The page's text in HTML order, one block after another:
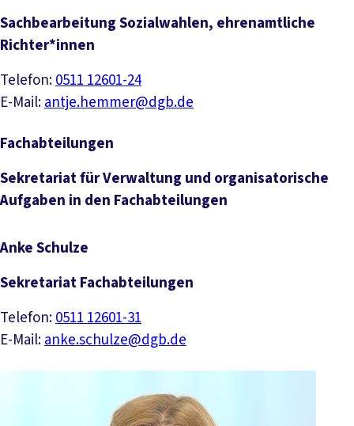
Sachbearbeitung Sozialwahlen, ehrenamtliche
Richter*innen
Telefon:0511 12601-24
E-Mail:antje.hemmer@dgb.de
Fachabteilungen
Sekretariat für Verwaltung und organisatorische
Aufgaben in den Fachabteilungen
Anke Schulze
Sekretariat Fachabteilungen
Telefon:0511 12601-31
E-Mail:anke.schulze@dgb.de